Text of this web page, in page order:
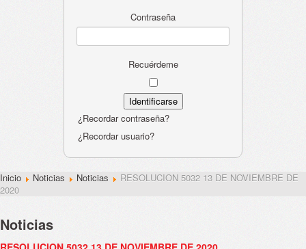
Contraseña
Recuérdeme
¿Recordar contraseña?
¿Recordar usuario?
Inicio Noticias Noticias
RESOLUCION 5032 13 DE NOVIEMBRE DE
2020
Noticias